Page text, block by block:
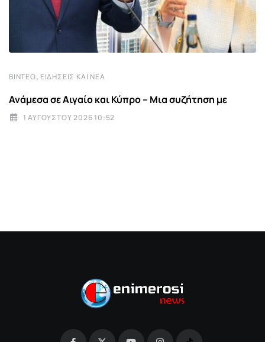
ΒΊΝΤΕΟ, ΕΙΔΉΣΕΙΣ ΚΑΙ ΝΈΑ
Ανάμεσα σε Αιγαίο και Κύπρο – Μια συζήτηση με
1 ΑΥΓΟΎΣΤΟΥ 2026 10:52